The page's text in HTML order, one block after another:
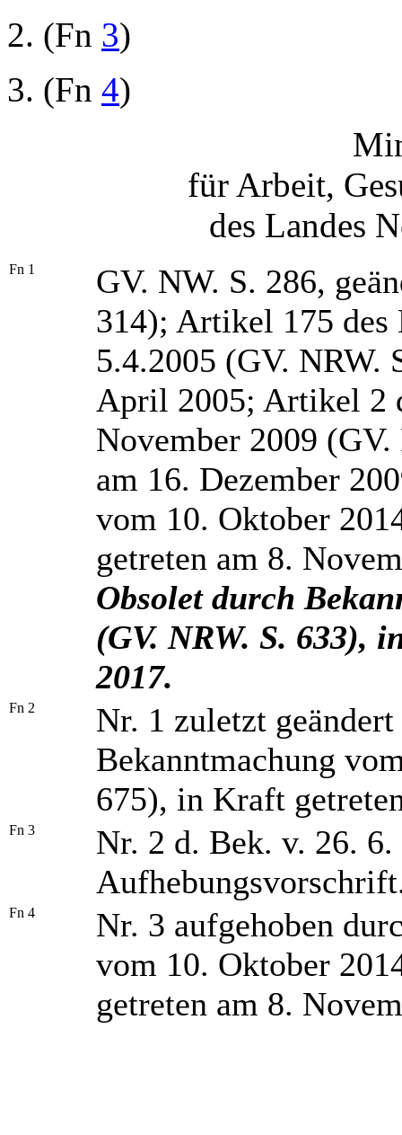
2. (Fn 3)
3. (Fn 4)
für Arbeit,
des Landes
Fn 1
GV. NW. S. 286,
314); Artikel 175 des
5.4.2005 (GV. NRW.
April 2005; Artikel 2
November 2009
am 16. Dezember
vom 10. Oktober
getreten am 8.
Obsolet durch
(GV. NRW. S. 633),
2017.
Fn 2
Nr. 1 zuletzt
Bekanntmachung
675), in Kraft
Fn 3
Nr. 2 d. Bek. v. 26.
Fn 4
Nr. 3 aufgehoben
vom 10. Oktober
getreten am 8.